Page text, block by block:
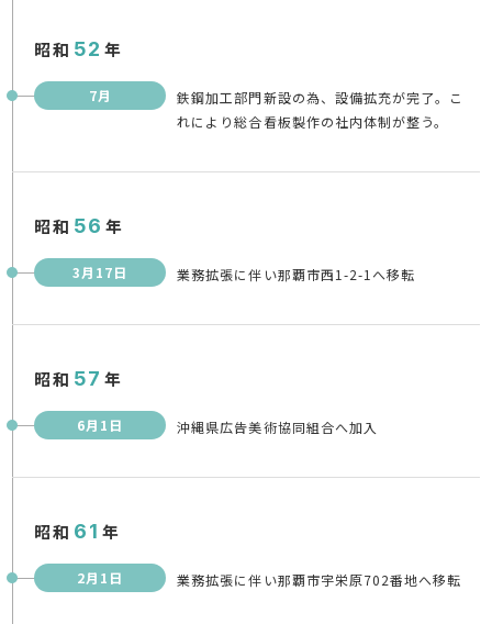
昭和 52 年
7月
鉄鋼加工部門新設の為、設備拡充が完了。こ
れにより総合看板製作の社内体制が整う。
昭和 56 年
3月17日 業務拡張に伴い那覇市西1-2-1へ移転
昭和 57 年
6月1日 沖縄県広告美術協同組合へ加入
昭和 61 年
2月1日 業務拡張に伴い那覇市宇栄原702番地へ移転